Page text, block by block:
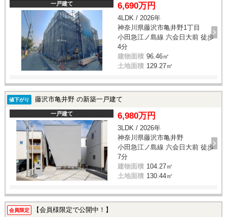
一戸建て 6,690万円
4LDK / 2026年
神奈川県藤沢市亀井野1丁目
小田急江ノ島線 六会日大前 徒歩
4分
建物面積 96.46㎡
土地面積 129.27㎡
値下がり 藤沢市亀井野 の新築一戸建て
一戸建て 6,980万円
3LDK / 2026年
神奈川県藤沢市亀井野
小田急江ノ島線 六会日大前 徒歩
7分
建物面積 104.27㎡
土地面積 130.44㎡
会員限定 【会員様限定で公開中！】